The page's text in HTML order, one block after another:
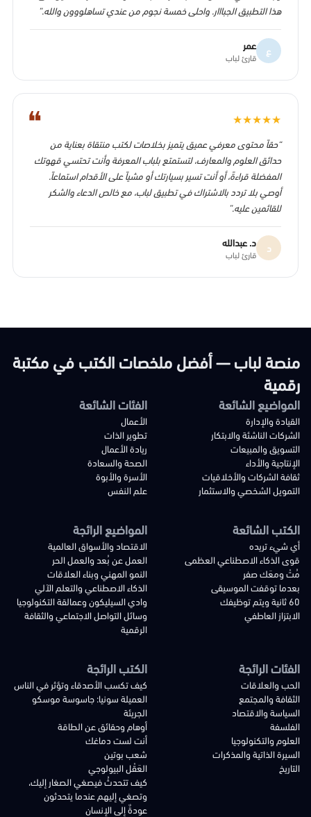
هذا التطبيق الجبااار. واحلى خمسة نجوم من عندي تساهلووون والله.”
ع عمر
قارئ لباب
❝ ★
★
★
★
★
“حقاً محتوى معرفي عميق يتميز بخلاصات لكتب منتقاة بعناية من
حدائق العلوم والمعارف، لتستمتع بلباب المعرفة وأنت تحتسي قهوتك
المفضلة قراءةً، أو أنت تسير بسيارتك أو مشياً على الأقدام استماعاً.
أوصي بلا تردد بالاشتراك في تطبيق لباب، مع خالص الدعاء والشكر
للقائمين عليه.”
د د. عبدالله
قارئ لباب
منصة لباب — أفضل ملخصات الكتب في مكتبة
رقمية
المواضيع الشائعة
القيادة والإدارة
الشركات الناشئة والابتكار
التسويق والمبيعات
الإنتاجية والأداء
ثقافة الشركات والأخلاقيات
التمويل الشخصي والاستثمار
الفئات الشائعة
الأعمال
تطوير الذات
ريادة الأعمال
الصحة والسعادة
الأسرة والأبوة
علم النفس
الكتب الشائعة
أي شيء تريده
قوى الذكاء الاصطناعي العظمى
مُتْ ومعَك صفر
بعدما توقفت الموسيقى
60 ثانية ويتم توظيفك
الابتزاز العاطفي
المواضيع الرائجة
الاقتصاد والأسواق العالمية
العمل عن بُعد والعمل الحر
النمو المهني وبناء العلاقات
الذكاء الاصطناعي والتعلم الآلي
وادي السيليكون وعمالقة التكنولوجيا
وسائل التواصل الاجتماعي والثقافة
الرقمية
الفئات الرائجة
الحب والعلاقات
الثقافة والمجتمع
السياسة والاقتصاد
الفلسفة
العلوم والتكنولوجيا
السيرة الذاتية والمذكرات
التاريخ
الكتب الرائجة
كيف تكسب الأصدقاء وتؤثر في الناس
العميلة سونيا: جاسوسة موسكو
الجريئة
أوهام وحقائق عن الطاقة
أنت لست دماغك
شعب بوتين
العَقْل البيولوجي
كيف تتحدثُ فيصغي الصغار إليك،
وتصغي إليهم عندما يتحدثون
عودةٌ إلى الإنسان